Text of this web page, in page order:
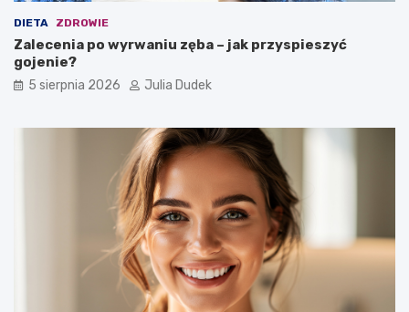
DIETA ZDROWIE
Zalecenia po wyrwaniu zęba – jak przyspieszyć
gojenie?
5 sierpnia 2026 Julia Dudek